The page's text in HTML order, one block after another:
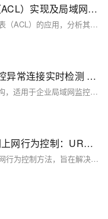
基于 C++ 的局域网访问控制列表（ACL）实现及局域网限制上网软件算法研究
本文探讨局域网限制上网软件中访问控制列表（ACL）的应用，分析其通过规则匹配管理网络资源访问的核心机制。基于C++实现ACL算法原型，展示其灵活性与安全性。文中强调ACL在企业与教育场景下的重要作用，并提出性能优化及结合机器学习等未来研究方向。
基于跳表数据结构的企业局域网监控异常连接实时检测 C++ 算法研究
跳表（Skip List）是一种基于概率的数据结构，适用于企业局域网监控中海量连接记录的高效处理。其通过多层索引机制实现快速查找、插入和删除操作，时间复杂度为 $O(\log n)$，优于链表和平衡树。跳表在异常连接识别、黑名单管理和历史记录溯源等场景中表现出色，具备实现简单、支持范围查询等优势，是企业网络监控中动态数据管理的理想选择。
基于 C++ 布隆过滤器算法的局域网上网行为控制：URL 访问过滤的高效实现研究
本文探讨了一种基于布隆过滤器的局域网上网行为控制方法，旨在解决传统黑白名单机制在处理海量URL数据时存储与查询效率低的问题。通过C++实现URL访问过滤功能，实验表明该方法可将内存占用降至传统方案的八分之一，查询速度提升约40%，假阳性率可控。研究为优化企业网络管理提供了新思路，并提出结合机器学习、改进哈希函数及分布式协同等未来优化方向。